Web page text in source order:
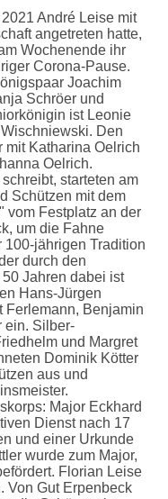
André Leise mit
angetreten hatte,
Wochenende ihr
Corona-Pause.
Joachim
Schröer und
ist Leonie
Den
mit Katharina Oelrich
Oelrich.
starteten am
Schützen mit dem
vom Festplatz an der
um die Fahne
jährigen Tradition
durch den
Jahren dabei ist
Hans-Jürgen
Ferlemann, Benjamin
ein. Silber-
und Margret
Dominik Kötter
aus und
Major Eckhard
Dienst nach 17
und einer Urkunde
wurde zum Major,
Florian Leise
Von Gut Erpenbeck